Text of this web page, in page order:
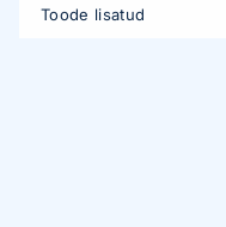
Toode lisatud